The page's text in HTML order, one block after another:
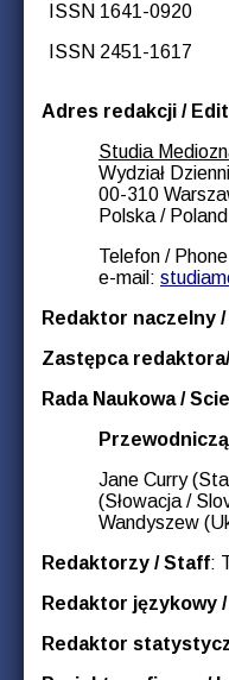
ISSN 1641-0920
ISSN 2451-1617
Adres redakcji /
Studia
Wydział
00-310
Polska / Poland
Telefon /
e-mail:
Redaktor naczelny
Zastępca
Rada Naukowa /
Jane Curry
(Słowacja /
Wandyszew
Redaktorzy / Staff:
Redaktor językowy
Redaktor